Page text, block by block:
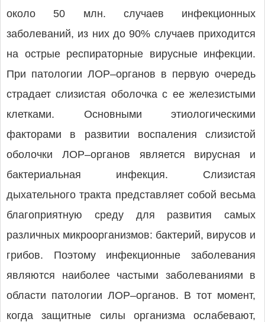
около 50 млн. случаев инфекционных
заболеваний, из них до 90% случаев приходится
на острые респираторные вирусные инфекции.
При патологии ЛОР–органов в первую очередь
страдает слизистая оболочка с ее железистыми
клетками. Основными этиологическими
факторами в развитии воспаления слизистой
оболочки ЛОР–органов является вирусная и
бактериальная инфекция. Слизистая
дыхательного тракта представляет собой весьма
благоприятную среду для развития самых
различных микроорганизмов: бактерий, вирусов и
грибов. Поэтому инфекционные заболевания
являются наиболее частыми заболеваниями в
области патологии ЛОР–органов. В тот момент,
когда защитные силы организма ослабевают,